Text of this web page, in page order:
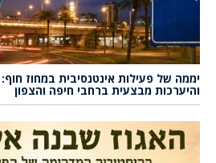
יממה של פעילות אינטנסיבית במחוז
והיערכות מבצעית ברחבי חיפה והצפון